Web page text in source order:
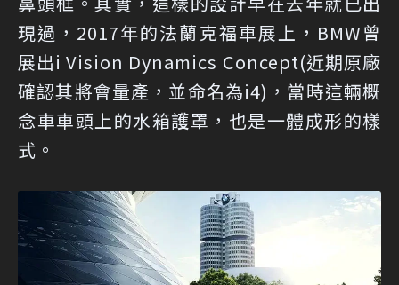
現過，2017年的法蘭克福車展上，BMW曾
展出i Vision Dynamics Concept(近期原廠
確認其將會量產，並命名為i4)，當時這輛概
念車車頭上的水箱護罩，也是一體成形的樣
式。